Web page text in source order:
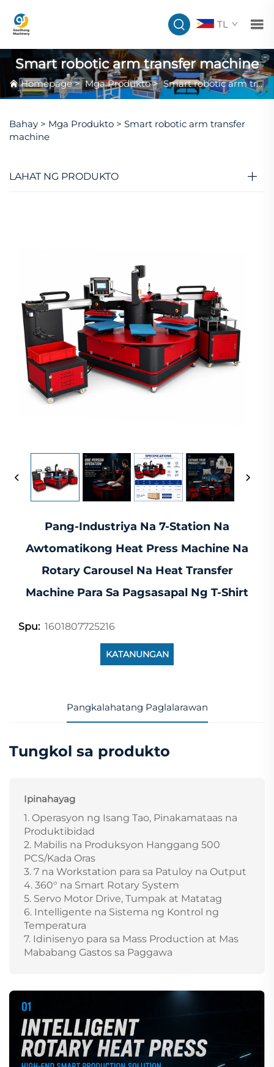
TL
Smart robotic arm transfer machine
Homepage>Mga Produkto>Smart robotic arm transfer machine
Bahay > Mga Produkto > Smart robotic arm transfer
machine
LAHAT NG PRODUKTO
Pang-Industriya Na 7-Station Na
Awtomatikong Heat Press Machine Na
Rotary Carousel Na Heat Transfer
Machine Para Sa Pagsasapal Ng T-Shirt
Spu: 1601807725216
KATANUNGAN
Pangkalahatang Paglalarawan
Tungkol sa produkto
Ipinahayag
1. Operasyon ng Isang Tao, Pinakamataas na
Produktibidad
2. Mabilis na Produksyon Hanggang 500
PCS/Kada Oras
3. 7 na Workstation para sa Patuloy na Output
4. 360° na Smart Rotary System
5. Servo Motor Drive, Tumpak at Matatag
6. Intelligente na Sistema ng Kontrol ng
Temperatura
7. Idinisenyo para sa Mass Production at Mas
Mababang Gastos sa Paggawa